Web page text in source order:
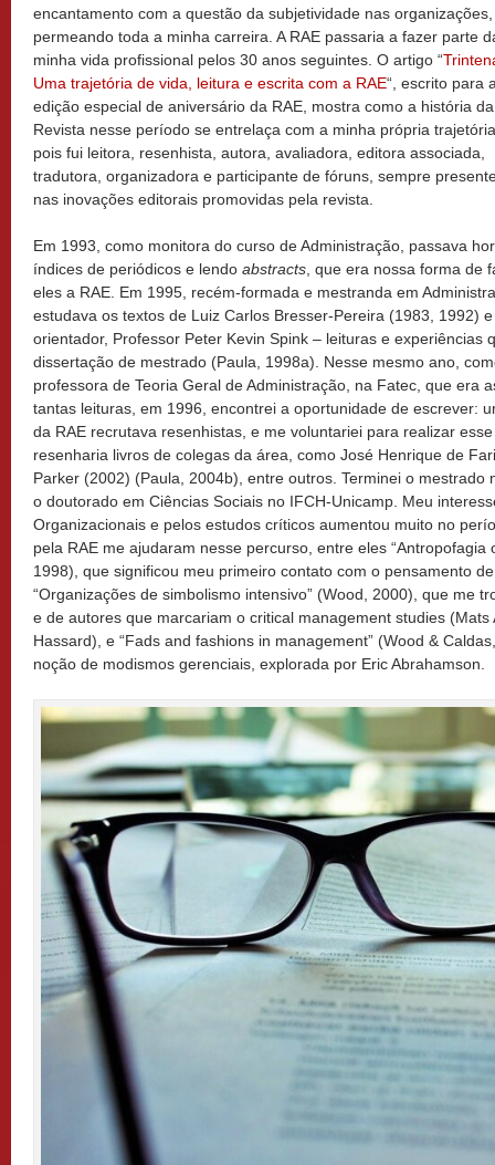
encantamento com a questão da subjetividade nas organizações,
permeando toda a minha carreira. A RAE passaria a fazer parte
minha vida profissional pelos 30 anos seguintes. O artigo “
Uma trajetória de vida, leitura e escrita com a RAE“, escrito para
edição especial de aniversário da RAE, mostra como a história da
Revista nesse período se entrelaça com a minha própria
pois fui leitora, resenhista, autora, avaliadora, editora associada,
tradutora, organizadora e participante de fóruns, sempre
nas inovações editorais promovidas pela revista.
Em 1993, como monitora do curso de Administração, passava
índices de periódicos e lendo abstracts , que era nossa forma de
eles a RAE. Em 1995, recém-formada e mestranda em
estudava os textos de Luiz Carlos Bresser-Pereira (1983, 1992)
orientador, Professor Peter Kevin Spink – leituras e experiências
dissertação de mestrado (Paula, 1998a). Nesse mesmo ano,
professora de Teoria Geral de Administração, na Fatec, que era
tantas leituras, em 1996, encontrei a oportunidade de escrever:
da RAE recrutava resenhistas, e me voluntariei para realizar
resenharia livros de colegas da área, como José Henrique de
Parker (2002) (Paula, 2004b), entre outros. Terminei o mestrado
o doutorado em Ciências Sociais no IFCH-Unicamp. Meu
Organizacionais e pelos estudos críticos aumentou muito no
pela RAE me ajudaram nesse percurso, entre eles “Antropofagia
1998), que significou meu primeiro contato com o pensamento
“Organizações de simbolismo intensivo” (Wood, 2000), que me
e de autores que marcariam o critical management studies
Hassard), e “Fads and fashions in management” (Wood &
noção de modismos gerenciais, explorada por Eric Abrahamson.